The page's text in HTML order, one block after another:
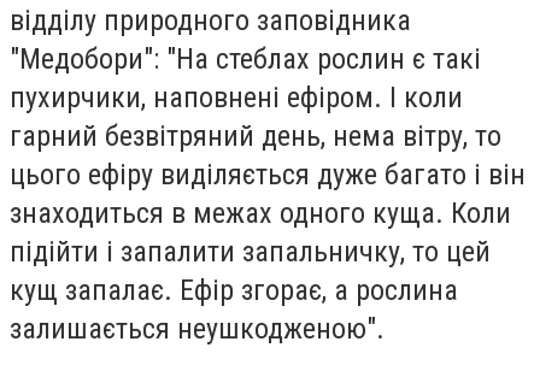
відділу природного заповідника
"Медобори": "На стеблах рослин є такі
пухирчики, наповнені ефіром. І коли
гарний безвітряний день, нема вітру, то
цього ефіру виділяється дуже багато і він
знаходиться в межах одного куща. Коли
підійти і запалити запальничку, то цей
кущ запалає. Ефір згорає, а рослина
залишається неушкодженою".